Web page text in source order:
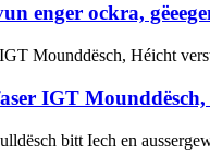
enger ockra,
IGT